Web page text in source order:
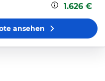
1.626 €
ansehen